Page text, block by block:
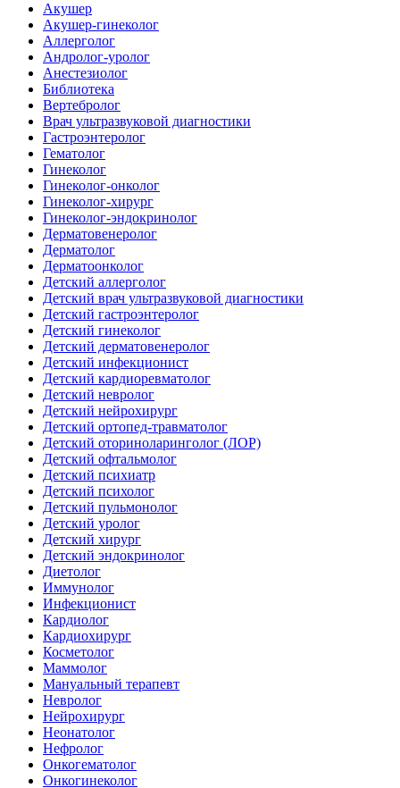
Акушер
Акушер-гинеколог
Аллерголог
Андролог-уролог
Анестезиолог
Библиотека
Вертебролог
Врач ультразвуковой диагностики
Гастроэнтеролог
Гематолог
Гинеколог
Гинеколог-онколог
Гинеколог-хирург
Гинеколог-эндокринолог
Дерматовенеролог
Дерматолог
Дерматоонколог
Детский аллерголог
Детский врач ультразвуковой диагностики
Детский гастроэнтеролог
Детский гинеколог
Детский дерматовенеролог
Детский инфекционист
Детский кардиоревматолог
Детский невролог
Детский нейрохирург
Детский ортопед-травматолог
Детский оториноларинголог (ЛОР)
Детский офтальмолог
Детский психиатр
Детский психолог
Детский пульмонолог
Детский уролог
Детский хирург
Детский эндокринолог
Диетолог
Иммунолог
Инфекционист
Кардиолог
Кардиохирург
Косметолог
Маммолог
Мануальный терапевт
Невролог
Нейрохирург
Неонатолог
Нефролог
Онкогематолог
Онкогинеколог